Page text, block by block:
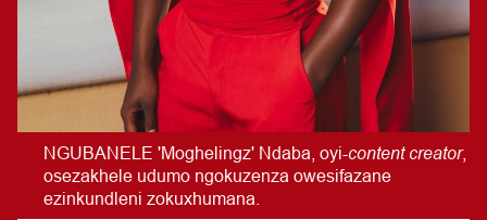
NGUBANELE 'Moghelingz' Ndaba, oyi-content creator,
osezakhele udumo ngokuzenza owesifazane
ezinkundleni zokuxhumana.